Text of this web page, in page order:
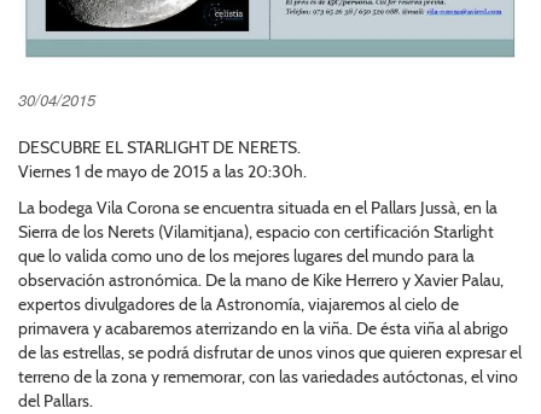
30/04/2015
DESCUBRE EL STARLIGHT DE NERETS.
Viernes 1 de mayo de 2015 a las 20:30h.
La bodega Vila Corona se encuentra situada en el Pallars Jussà, en la
Sierra de los Nerets (Vilamitjana), espacio con certificación Starlight
que lo valida como uno de los mejores lugares del mundo para la
observación astronómica. De la mano de Kike Herrero y Xavier Palau,
expertos divulgadores de la Astronomía, viajaremos al cielo de
primavera y acabaremos aterrizando en la viña. De ésta viña al abrigo
de las estrellas, se podrá disfrutar de unos vinos que quieren expresar el
terreno de la zona y rememorar, con las variedades autóctonas, el vino
del Pallars.